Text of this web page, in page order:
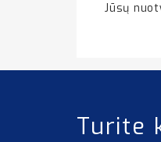
Jūsų
Turite